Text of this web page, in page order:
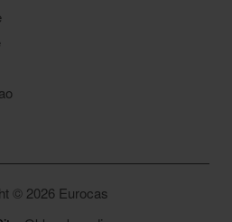
© 2026 Eurocas